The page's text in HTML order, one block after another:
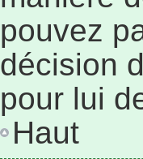
pouvez
décision
pour lui
Haut